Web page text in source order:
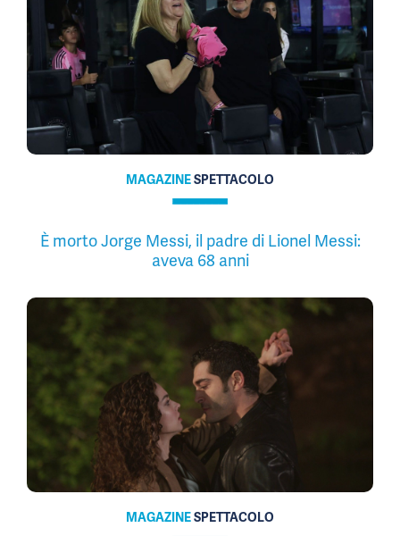
MAGAZINESPETTACOLO
È morto Jorge Messi, il padre di Lionel Messi:
aveva 68 anni
MAGAZINESPETTACOLO